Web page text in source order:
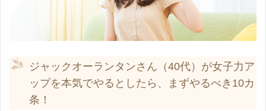
ジャックオーランタンさん（40代）が女子力ア
ップを本気でやるとしたら、まずやるべき10カ
条！